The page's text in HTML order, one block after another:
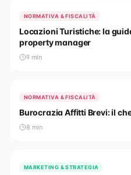
NORMATIVA & FISCALITÀ
Locazioni Turistiche: la
property manager
9min
NORMATIVA & FISCALITÀ
Burocrazia Affitti Brevi: il
8 min
MARKETING & STRATEGIA